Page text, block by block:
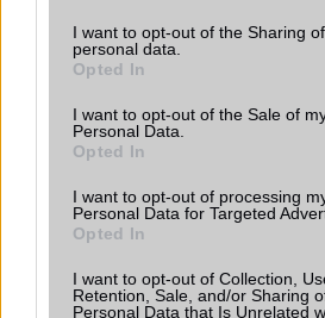
not limited to your visit or usage
grant or deny consent to Google and
use your data for below specified
consent section.
I want to opt-out of the Sharing
personal data.
Opted In
I want to opt-out of the Sale of
Personal Data.
Opted In
I want to opt-out of processing
Personal Data for Targeted
Opted In
I want to opt-out of Collection,
Retention, Sale, and/or Sharing
Personal Data that Is Unrelated
KAPCSOLÓDÓ HÍREK
Android: napi 700 ezer aktiválás
Google Hangouts: csetelj Androidon